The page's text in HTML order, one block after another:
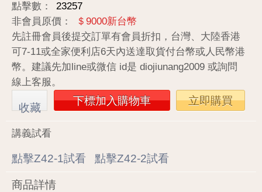
點擊數：
23257
非會員原價：
＄9000新台幣
先註冊會員後提交訂單有會員折扣，台灣、大陸香港
可7-11或全家便利店6天內送達取貨付台幣或人民幣港
幣。建議先加line或微信 id是 diojiunang2009 或詢問
線上客服。
收藏
下標加入購物車 立即購買
講義試看
點擊Z42-1試看 點擊Z42-2試看
商品詳情